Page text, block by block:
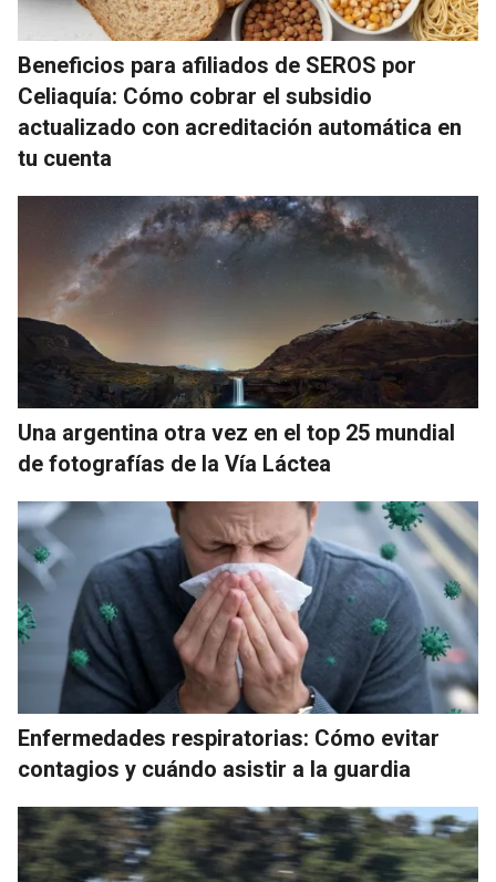
Beneficios para afiliados de SEROS por
Celiaquía: Cómo cobrar el subsidio
actualizado con acreditación automática en
tu cuenta
Una argentina otra vez en el top 25 mundial
de fotografías de la Vía Láctea
Enfermedades respiratorias: Cómo evitar
contagios y cuándo asistir a la guardia